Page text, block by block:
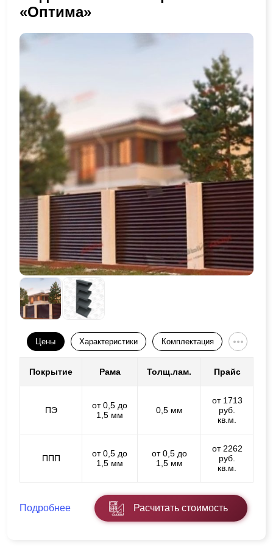
«Оптима»
Цены Характеристики Комплектация
Покрытие Рама Толщ.лам. Прайс
ПЭ
от 0,5 до
1,5 мм
0,5 мм
от 1713
руб.
кв.м.
ППП
от 0,5 до
1,5 мм
от 0,5 до
1,5 мм
от 2262
руб.
кв.м.
Подробнее Расчитать стоимость